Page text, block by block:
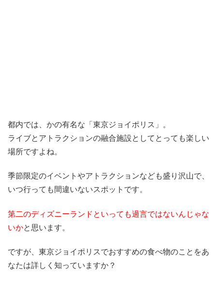
都内では、かの有名な「東京ジョイポリス」。
ライブとアトラクションの融合施設としてとっても楽しい
場所ですよね。
季節限定のイベントやアトラクションなども盛り沢山で、
いつ行っても間違いないスポットです。
第二のディズニーランドといっても過言ではないんじゃな
いかと思います。
ですが、東京ジョイポリスでおすすめの食べ物のことをあ
なたは詳しく知っていますか？